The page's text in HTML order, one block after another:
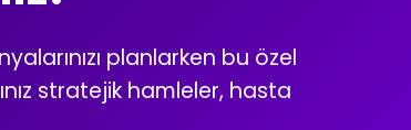
planlarken bu özel
stratejik hamleler, hasta